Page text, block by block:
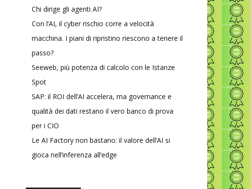
Chi dirige gli agenti AI?
Con l’AI, il cyber rischio corre a velocità
macchina. I piani di ripristino riescono a tenere il
passo?
Seeweb, più potenza di calcolo con le Istanze
Spot
SAP: il ROI dell’AI accelera, ma governance e
qualità dei dati restano il vero banco di prova
per i CIO
Le AI Factory non bastano: il valore dell’AI si
gioca nell’inferenza all’edge